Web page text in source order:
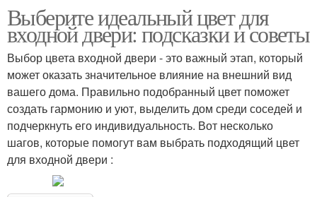
Выберите идеальный цвет для
входной двери: подсказки и советы
Выбор цвета входной двери - это важный этап, который
может оказать значительное влияние на внешний вид
вашего дома. Правильно подобранный цвет поможет
создать гармонию и уют, выделить дом среди соседей и
подчеркнуть его индивидуальность. Вот несколько
шагов, которые помогут вам выбрать подходящий цвет
для входной двери :